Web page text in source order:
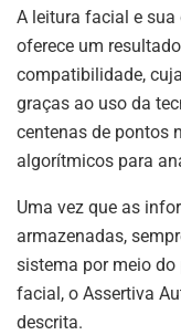
A leitura facial e
oferece um
compatibilidade,
graças ao uso da
centenas de pontos
algorítmicos para
Uma vez que as
armazenadas,
sistema por meio
facial, o Assertiva
descrita.